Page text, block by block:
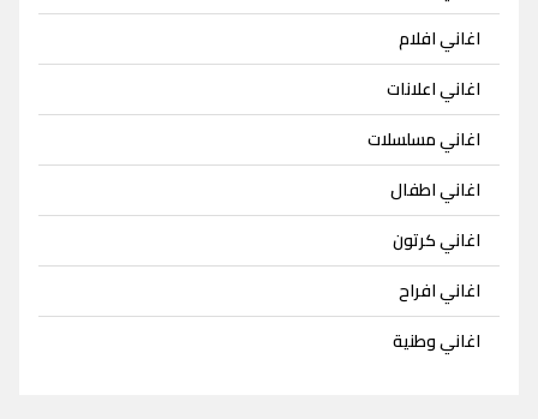
اغاني افلام
اغاني اعلانات
اغاني مسلسلات
اغاني اطفال
اغاني كرتون
اغاني افراح
اغاني وطنية